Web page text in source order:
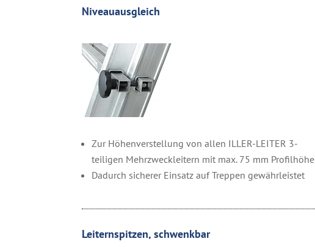
Niveauausgleich
Zur Höhenverstellung von allen ILLER-LEITER 3-
teiligen Mehrzweckleitern mit max. 75 mm Profilhöhe
Dadurch sicherer Einsatz auf Treppen gewährleistet
Leiternspitzen, schwenkbar